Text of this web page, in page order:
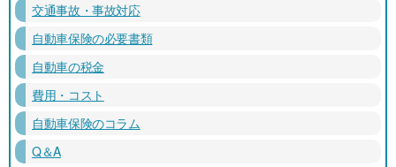
交通事故・事故対応
自動車保険の必要書類
自動車の税金
費用・コスト
自動車保険のコラム
Q＆A